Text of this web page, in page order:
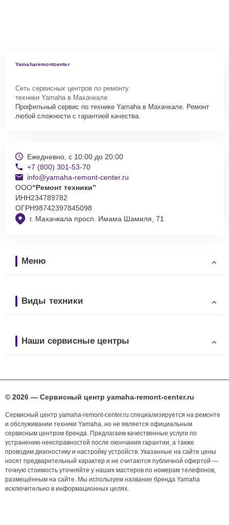
Yamaharemontcenter
Сеть сервисных центров по ремонту
техники Yamaha в Махачкале.
Профильный сервис по технике Yamaha в Махачкале. Ремонт
любой сложности с гарантией качества.
г. Махачкала просп. Имама Шамиля, 71
Ежедневно, с 10:00 до 20:00
+7 (800) 301-53-70
info@yamaha-remont-center.ru
ООО“Ремонт техники”
ИНН234789782
ОГРН98742397845098
Меню
Виды техники
Наши сервисные центры
© 2026 — Сервисный центр yamaha-remont-center.ru
Сервисный центр yamaha-remont-center.ru специализируется на ремонте
и обслуживании техники Yamaha, но не является официальным
сервисным центром бренда. Предлагаем качественные услуги по
устранению неисправностей после окончания гарантии, а также
проводим диагностику и настройку устройств. Указанные на сайте цены
носят предварительный характер и не считаются публичной офертой —
точную стоимость уточняйте у наших мастеров по номерам телефонов,
размещённым на сайте. Мы используем название бренда Yamaha
исключительно в информационных целях.